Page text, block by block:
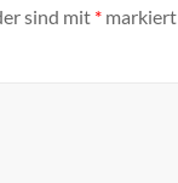
sind mit *markiert